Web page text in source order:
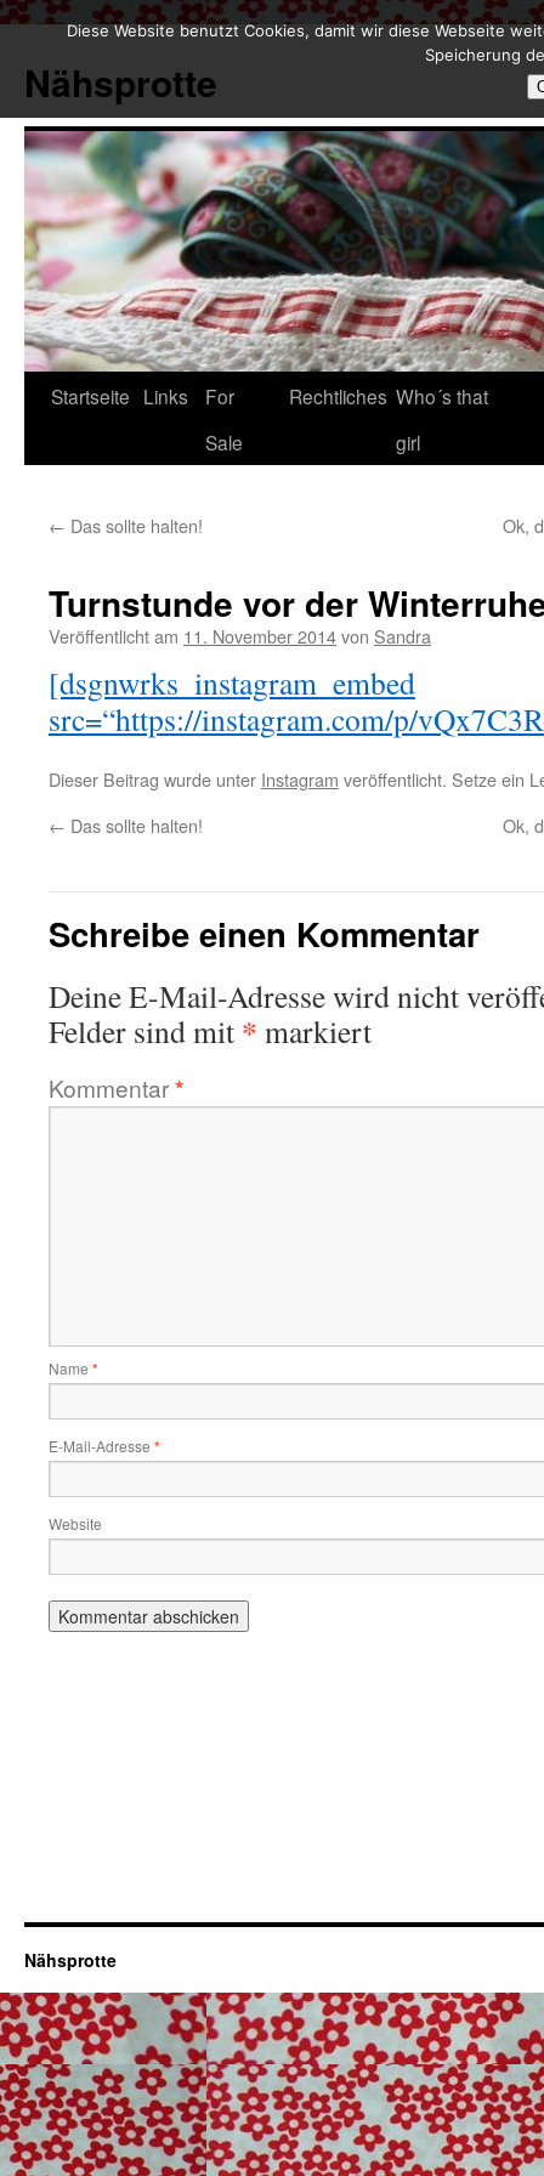
springen
Nähsprotte
Startseite Links
For
Sale
Rechtliches Who´s that
girl
← Das sollte halten! Ok,
Turnstunde vor der
Veröffentlicht am 11. November 2014von Sandra
[dsgnwrks_instagram_embed
src=“https://instagram.com/p/
Dieser Beitrag wurde unter Instagram veröffentlicht. Setze ein
← Das sollte halten! Ok,
Schreibe einen Kommentar
Deine E-Mail-Adresse wird nicht
Felder sind mit * markiert
Kommentar*
Name *
E-Mail-Adresse *
Website
Nähsprotte
Diese Website benutzt Cookies, damit wir diese Webseite
Speicherung